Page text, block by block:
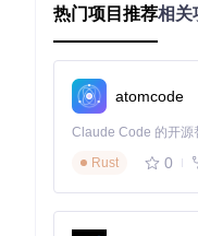
游戏场景：跨平台游
场景1：现代游戏兼
制器，所有按键自
热门项目推荐相关
atomcode
Rust
0